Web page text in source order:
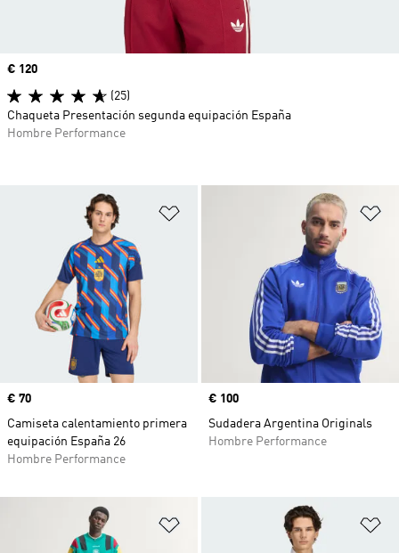
Añadir a la lista de deseos
Precio
€ 70
Camiseta calentamiento primera
equipación España 26
Hombre Performance
Precio
€ 100
Sudadera Argentina Originals
Hombre Performance
Añadir a la lista de deseos
Precio
€ 120
(25)
Chaqueta Presentación segunda equipación España
Hombre Performance